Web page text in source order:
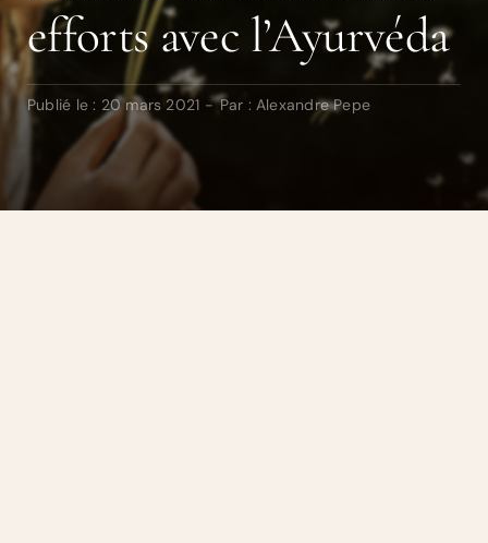
Quiz Dosha
efforts avec l’Ayurvéda
Publié le : 20 mars 2021 - Par : Alexandre Pepe